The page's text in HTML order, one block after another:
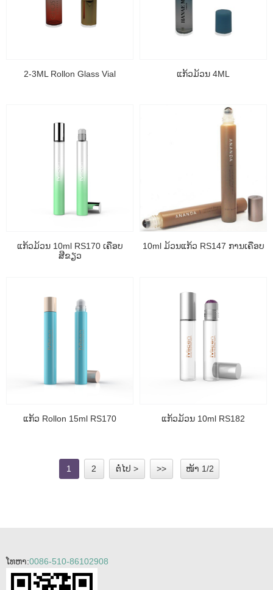
2-3ML Rollon Glass Vial ແກ້ວມ້ວນ 4ML
ແກ້ວມ້ວນ 10ml RS170 ເຄືອບ
ສີຂຽວ
10ml ມ້ວນແກ້ວ RS147 ການເຄືອບ
ແກ້ວ Rollon 15ml RS170 ແກ້ວມ້ວນ 10ml RS182
1 2 ຕໍ່ໄປ > >> ໜ້າ 1/2
ໂທຫາ:0086-510-86102908